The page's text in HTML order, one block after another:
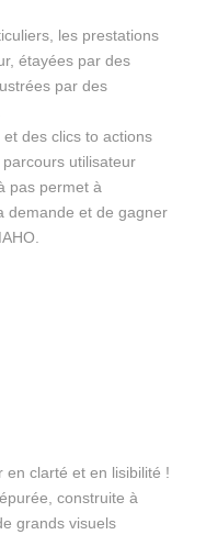
les prestations
étayées par des
par des
des clics to actions
utilisateur
pas permet à
demande et de gagner
en clarté et en lisibilité !
construite à
grands visuels